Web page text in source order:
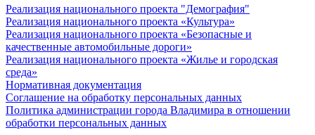
Реализация национального проекта "Демография"
Реализация национального проекта «Культура»
Реализация национального проекта «Безопасные и
качественные автомобильные дороги»
Реализация национального проекта «Жилье и городская
среда»
Нормативная документация
Соглашение на обработку персональных данных
Политика администрации города Владимира в отношении
обработки персональных данных